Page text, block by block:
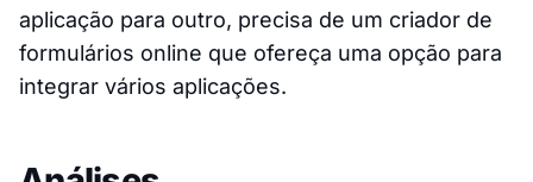
aplicação para outro, precisa de um criador de
formulários online que ofereça uma opção para
integrar vários aplicações.